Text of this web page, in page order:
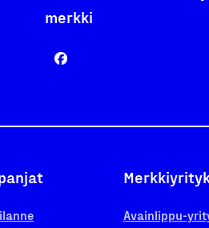
merkki
Avainlippu-